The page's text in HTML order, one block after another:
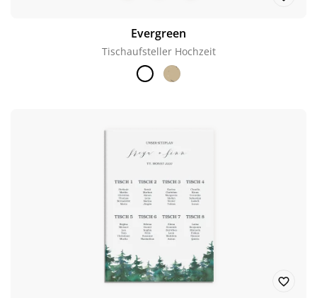
Evergreen
Tischaufsteller Hochzeit